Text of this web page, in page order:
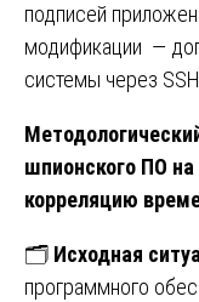
подписей
модификации —
системы через
шпионского ПО
корреляцию
🗂️ Исходная
программного